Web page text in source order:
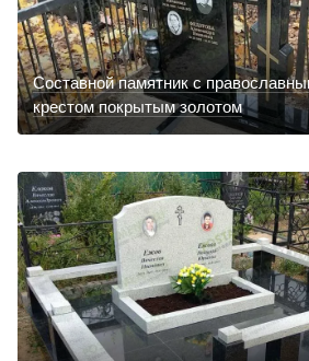
Составной памятник с
крестом покрытым золотом